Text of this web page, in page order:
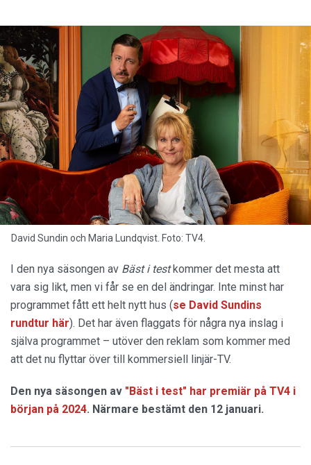
David Sundin och Maria Lundqvist. Foto: TV4.
I den nya säsongen av Bäst i testkommer det mesta att
vara sig likt, men vi får se en del ändringar. Inte minst har
programmet fått ett helt nytt hus (se David Sundins
rundtur här). Det har även flaggats för några nya inslag i
själva programmet – utöver den reklam som kommer med
att det nu flyttar över till kommersiell linjär-TV.
Den nya säsongen av "Bäst i test" har premiär på TV4 i
början på 2024. Närmare bestämt den 12 januari.